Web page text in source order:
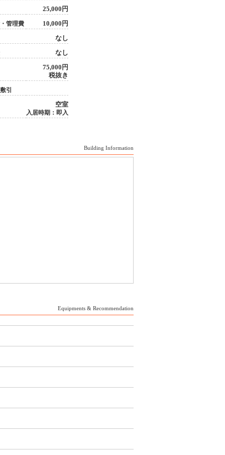
25,000円
管理費 10,000円
なし
なし
75,000円
税抜き
引
空室
入居時期：即入
Building Information
Equipments & Recommendation